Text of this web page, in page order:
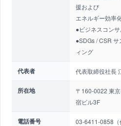
援および
エネルギー効率
●ビジネスコン
●SDGs / CSR
ィング
代表者 代表取締役社長
所在地
〒160-0022 東
宿ビル3F
電話番号 03-6411-0858（